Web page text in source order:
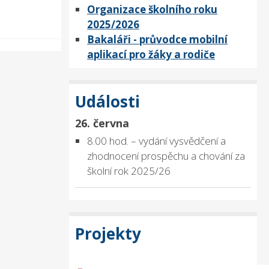
Organizace školního roku
2025/2026
Bakaláři - průvodce mobilní
aplikací pro žáky a rodiče
Události
26. června
8.00 hod. – vydání vysvědčení a
zhodnocení prospěchu a chování za
školní rok 2025/26
Projekty